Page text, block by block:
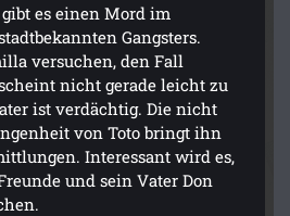
es einen Mord im
Gangsters.
versuchen, den Fall
nicht gerade leicht zu
ist verdächtig. Die nicht
von Toto bringt ihn
Interessant wird es,
und sein Vater Don